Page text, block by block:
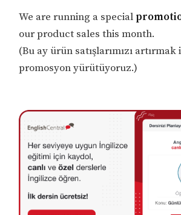
We are running a special
our product sales this month.
(Bu ay ürün satışlarımızı
promosyon yürütüyoruz.)